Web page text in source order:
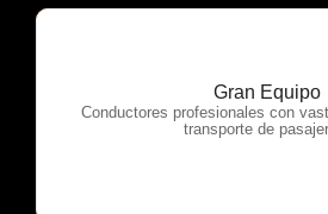
Gran Equipo
Conductores profesionales con
transporte de
OTP